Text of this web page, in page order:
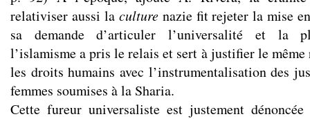
relativiser aussi la culturenazie fit rejeter la mise
sa demande d’articuler l’universalité et la
l’islamisme a pris le relais et sert à justifier le
les droits humains avec l’instrumentalisation des
femmes soumises à la Sharia.
Cette fureur universaliste est justement